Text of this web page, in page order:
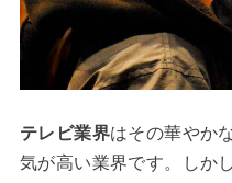
テレビ業界はその華やか
気が高い業界です。しか